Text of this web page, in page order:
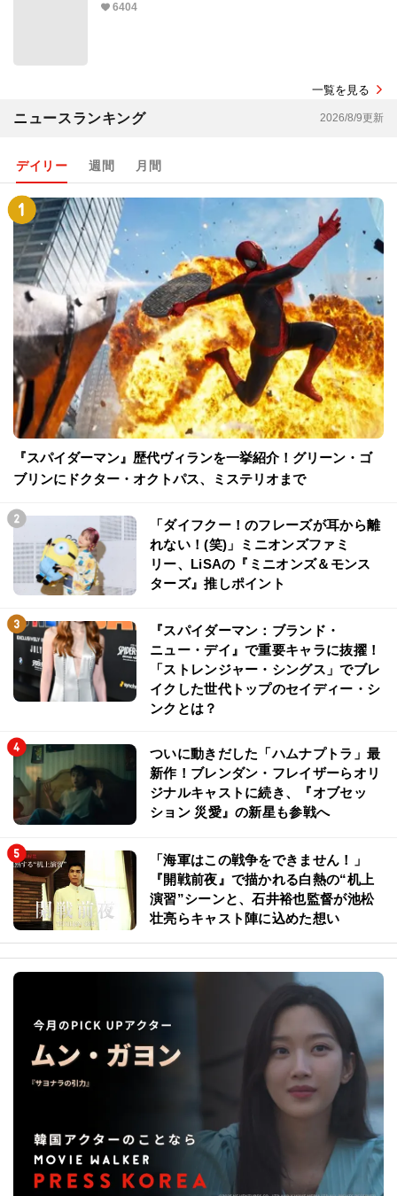
6404
一覧を見る
ニュースランキング 2026/8/9更新
デイリー 週間 月間
『スパイダーマン』歴代ヴィランを一挙紹介！グリーン・ゴ
ブリンにドクター・オクトパス、ミステリオまで
「ダイフクー！のフレーズが耳から離
れない！(笑)」ミニオンズファミ
リー、LiSAの『ミニオンズ＆モンス
ターズ』推しポイント
『スパイダーマン：ブランド・
ニュー・デイ』で重要キャラに抜擢！
「ストレンジャー・シングス」でブレ
イクした世代トップのセイディー・シ
ンクとは？
ついに動きだした「ハムナプトラ」最
新作！ブレンダン・フレイザーらオリ
ジナルキャストに続き、『オブセッ
ション 災愛』の新星も参戦へ
「海軍はこの戦争をできません！」
『開戦前夜』で描かれる白熱の“机上
演習”シーンと、石井裕也監督が池松
壮亮らキャスト陣に込めた想い